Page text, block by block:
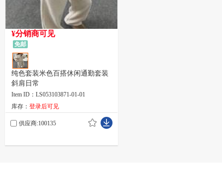
¥分销商可见
免邮
纯色套装米色百搭休闲通勤套装
斜肩日常
Item ID：LS053103871-01-01
库存： 登录后可见
供应商:100135